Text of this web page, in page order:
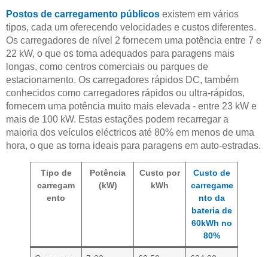
Postos de carregamento públicos existem em vários
tipos, cada um oferecendo velocidades e custos diferentes.
Os carregadores de nível 2 fornecem uma potência entre 7 e
22 kW, o que os torna adequados para paragens mais
longas, como centros comerciais ou parques de
estacionamento. Os carregadores rápidos DC, também
conhecidos como carregadores rápidos ou ultra-rápidos,
fornecem uma potência muito mais elevada - entre 23 kW e
mais de 100 kW. Estas estações podem recarregar a
maioria dos veículos eléctricos até 80% em menos de uma
hora, o que as torna ideais para paragens em auto-estradas.
Tipo de
carregam
ento
Potência
(kW)
Custo por
kWh
Custo de
carregame
nto da
bateria de
60kWh no
80%